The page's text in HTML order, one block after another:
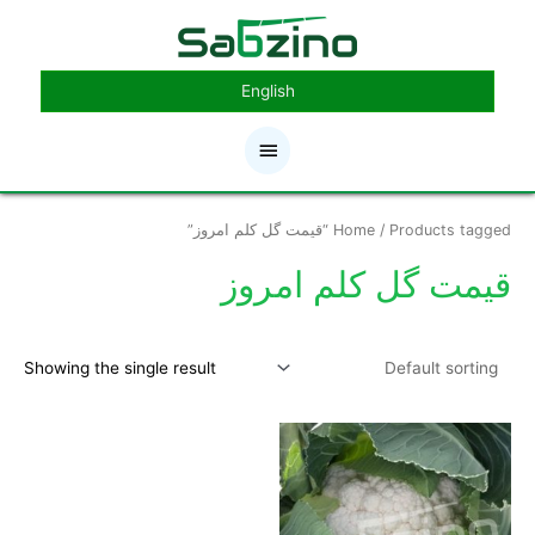
فهرست
اصلی
English
Home / Products tagged “قیمت گل کلم امروز”
قیمت گل کلم امروز
Showing the single result